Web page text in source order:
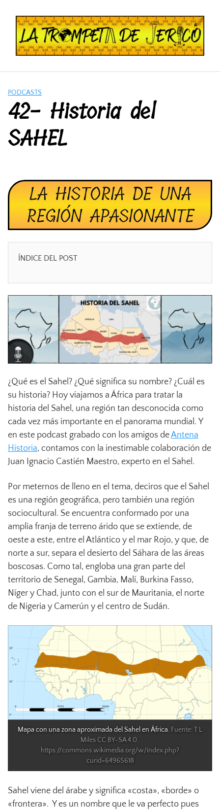
contenido
PODCASTS
42- Historia del
SAHEL
LA HISTORIA DE UNA
REGIÓN APASIONANTE
ÍNDICE DEL POST
¿Qué es el Sahel? ¿Qué significa su nombre? ¿Cuál es
su historia? Hoy viajamos a África para tratar la
historia del Sahel, una región tan desconocida como
cada vez más importante en el panorama mundial. Y
en este podcast grabado con los amigos deAntena
Historia, contamos con la inestimable colaboración de
Juan Ignacio Castién Maestro, experto en el Sahel.
Por meternos de lleno en el tema, deciros que el Sahel
es una región geográfica, pero también una región
sociocultural. Se encuentra conformado por una
amplia franja de terreno árido que se extiende, de
oeste a este, entre el Atlántico y el mar Rojo, y que, de
norte a sur, separa el desierto del Sáhara de las áreas
boscosas. Como tal, engloba una gran parte del
territorio de Senegal, Gambia, Malí, Burkina Fasso,
Níger y Chad, junto con el sur de Mauritania, el norte
de Nigeria y Camerún y el centro de Sudán.
Mapa con una zona aproximada del Sahel en África. Fuente: T L
Miles CC BY-SA 4.0,
https://commons.wikimedia.org/w/index.php?
curid=64965618
Sahel viene del árabe y significa «costa», «borde» o
«frontera». Y es un nombre que le va perfecto pues